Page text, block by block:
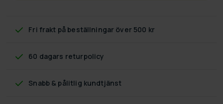
Fri frakt på beställningar över 500 kr
60 dagars returpolicy
Snabb & pålitlig kundtjänst